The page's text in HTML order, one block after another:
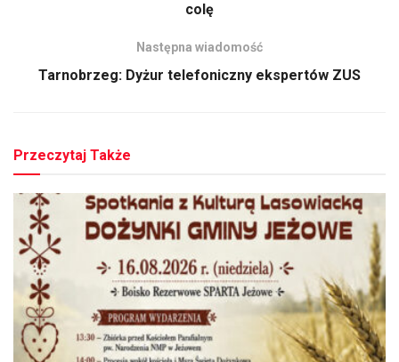
colę
Następna wiadomość
Tarnobrzeg: Dyżur telefoniczny ekspertów ZUS
Przeczytaj Także